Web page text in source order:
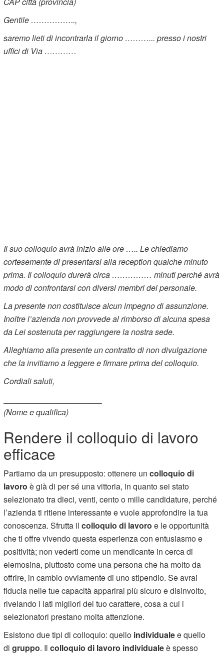
Gentile ……………..,
saremo lieti di incontrarla il giorno ………... presso i nostri
uffici di Via …………
Il suo colloquio avrà inizio alle ore ….. Le chiediamo
cortesemente di presentarsi alla reception qualche minuto
prima. Il colloquio durerà circa …………… minuti perché avrà
modo di confrontarsi con diversi membri del personale.
La presente non costituisce alcun impegno di assunzione.
Inoltre l’azienda non provvede al rimborso di alcuna spesa
da Lei sostenuta per raggiungere la nostra sede.
Alleghiamo alla presente un contratto di non divulgazione
che la invitiamo a leggere e firmare prima del colloquio.
Cordiali saluti,
(Nome e qualifica)
Rendere il colloquio di lavoro
efficace
Partiamo da un presupposto: ottenere uncolloquio di
lavoro è già di per sé una vittoria, in quanto sei stato
selezionato tra dieci, venti, cento o mille candidature, perché
l’azienda ti ritiene interessante e vuole approfondire la tua
conoscenza. Sfrutta ilcolloquio di lavoro e le opportunità
che ti offre vivendo questa esperienza con entusiasmo e
positività; non vederti come un mendicante in cerca di
elemosina, piuttosto come una persona che ha molto da
offrire, in cambio ovviamente di uno stipendio. Se avrai
fiducia nelle tue capacità apparirai più sicuro e disinvolto,
rivelando i lati migliori del tuo carattere, cosa a cui i
selezionatori prestano molta attenzione.
Esistono due tipi di colloquio: quello individualee quello
digruppo. Ilcolloquio di lavoro individualeè spesso